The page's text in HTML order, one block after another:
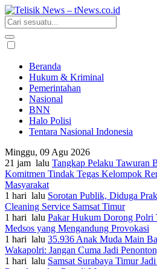
Beranda
Hukum & Kriminal
Pemerintahan
Nasional
BNN
Halo Polisi
Tentara Nasional Indonesia
Minggu, 09 Agu 2026
21 jam lalu Tangkap Pelaku Tawuran
Komitmen Tindak Tegas Kelompok
Masyarakat
1 hari lalu Sorotan Publik, Diduga
Cleaning Service Samsat Timur
1 hari lalu Pakar Hukum Dorong Polri
Medsos yang Mengandung Provokasi
1 hari lalu 35.936 Anak Muda Main
Wakapolri: Jangan Cuma Jadi
1 hari lalu Samsat Surabaya Timur